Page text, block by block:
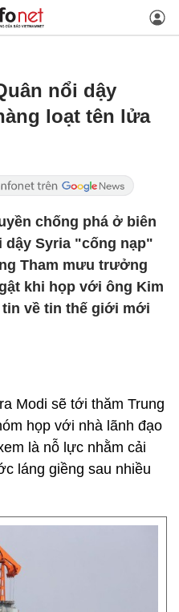
nổi dậy
loạt tên lửa
chống phá ở biên
dậy Syria "cống nạp"
Tham mưu trưởng
khi họp với ông Kim
về tin thế giới mới
Modi sẽ tới thăm Trung
họp với nhà lãnh đạo
là nỗ lực nhằm cải
láng giềng sau nhiều